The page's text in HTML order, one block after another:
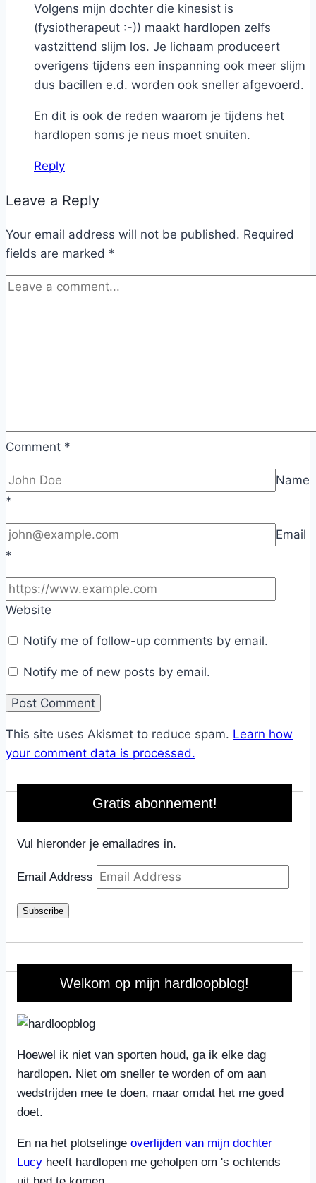
Volgens mijn dochter die kinesist is
(fysiotherapeut :-)) maakt hardlopen zelfs
vastzittend slijm los. Je lichaam produceert
overigens tijdens een inspanning ook meer slijm
dus bacillen e.d. worden ook sneller afgevoerd.
En dit is ook de reden waarom je tijdens het
hardlopen soms je neus moet snuiten.
Reply
Leave a Reply
Your email address will not be published. Required
fields are marked *
Comment *
Name
*
Email
*
Website
Notify me of follow-up comments by email.
Notify me of new posts by email.
This site uses Akismet to reduce spam. Learn how
your comment data is processed.
Gratis abonnement!
Vul hieronder je emailadres in.
Email Address
Subscribe
Welkom op mijn hardloopblog!
Hoewel ik niet van sporten houd, ga ik elke dag
hardlopen. Niet om sneller te worden of om aan
wedstrijden mee te doen, maar omdat het me goed
doet.
En na het plotselinge overlijden van mijn dochter
Lucy heeft hardlopen me geholpen om 's ochtends